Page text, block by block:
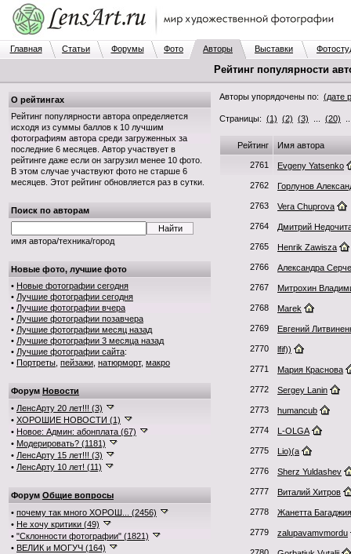
Главная Статьи Форумы Фото Авторы Выставки
Рейтинг популярности
О рейтингах
Рейтинг популярности автора определяется
исходя из суммы баллов к 10 лучшим
фотографиям автора среди загруженных за
последние 6 месяцев. Автор участвует в
рейтинге даже если он загрузил менее 10 фото.
В этом случае участвуют фото не старше 6
месяцев. Этот рейтинг обновляется раз в сутки.
Поиск по авторам
имя автора/техника/город
Новые фото, лучшие фото
• Новые фотографии сегодня
• Лучшие фотографии сегодня
• Лучшие фотографии вчера
• Лучшие фотографии позавчера
• Лучшие фотографии месяц назад
• Лучшие фотографии 3 месяца назад
• Лучшие фотографии сайта:
• Портреты пейзажи натюрморт, макро
Форум Новости
• ЛенсАрту 20 лет!!! (3)
• ХОРОШИЕ НОВОСТИ (1)
• Новое: Админ: абонплата (67)
• Модерировать? (1181)
• ЛенсАрту 15 лет!!! (3)
• ЛенсАрту 10 лет! (11)
Форум Общие вопросы
• почему так много ХОРОШ... (2456)
• Не хочу критики (49)
• "Склонности фотографии" (1821)
• ВЕЛИК и МОГУЧ (164)
Авторы упорядочены по: (дате
Страницы: (1) (2) (3) (20)
Рейтинг Имя автора
2761 Evgeny Yatsenko
2762 Горлунов
2763 Vera Chuprova
2764 Дмитрий
2765 Henrik Zawisza
2766 Александра
2767 Митрохин
2768 Marek
2769 Евгений
2770 lfif))
2771 Мария Краснова
2772 Sergey Lanin
2773 humancub
2774 L-OLGA
2775 Lio)(a
2776 Sherz Yuldashev
2777 Виталий Хитров
2778 Жанетта
2779 zalupavamvmordu